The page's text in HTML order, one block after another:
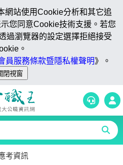
網站使用Cookie分析和其它追
您同意Cookie技術支援。若您
過瀏覽器的設定選擇拒絕接受
。
員服務條款暨隱私權聲明》。
考資訊